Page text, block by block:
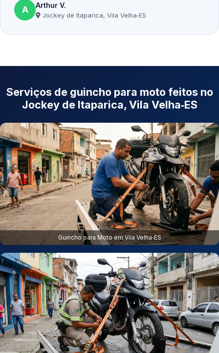
A Arthur V.
Jockey de Itaparica, Vila Velha‑ES
Serviços de guincho para moto feitos no
Jockey de Itaparica, Vila Velha‑ES
Guincho para Moto em Vila Velha‑ES